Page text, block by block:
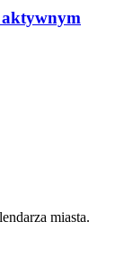
miasta.